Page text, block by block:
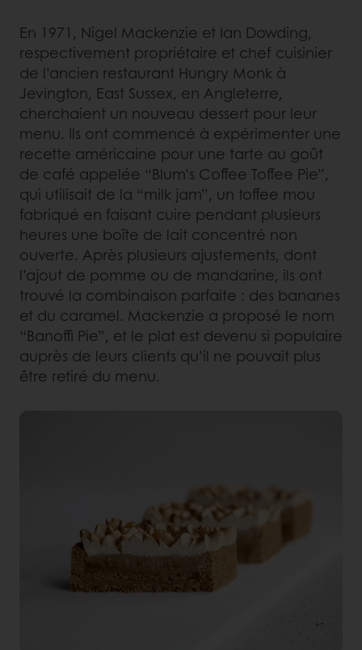
En 1971, Nigel Mackenzie et Ian Dowding,
respectivement propriétaire et chef cuisinier
de l’ancien restaurant Hungry Monk à
Jevington, East Sussex, en Angleterre,
cherchaient un nouveau dessert pour leur
menu. Ils ont commencé à expérimenter une
recette américaine pour une tarte au goût
de café appelée “Blum’s Coffee Toffee Pie”,
qui utilisait de la “milk jam”, un toffee mou
fabriqué en faisant cuire pendant plusieurs
heures une boîte de lait concentré non
ouverte. Après plusieurs ajustements, dont
l’ajout de pomme ou de mandarine, ils ont
trouvé la combinaison parfaite : des bananes
et du caramel. Mackenzie a proposé le nom
“Banoffi Pie”, et le plat est devenu si populaire
auprès de leurs clients qu’il ne pouvait plus
être retiré du menu.